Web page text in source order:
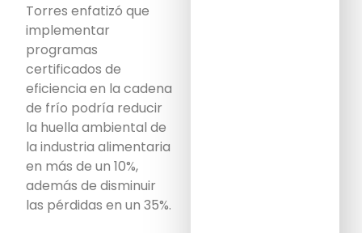
Torres enfatizó que
implementar
programas
certificados de
eficiencia en la cadena
de frío podría reducir
la huella ambiental de
la industria alimentaria
en más de un 10%,
además de disminuir
las pérdidas en un 35%.